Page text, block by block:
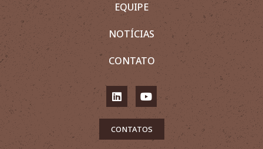
EQUIPE
NOTÍCIAS
CONTATO
CONTATOS